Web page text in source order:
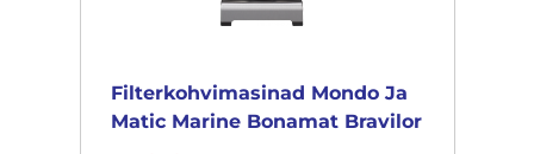
Filterkohvimasinad Mondo Ja
Matic Marine Bonamat Bravilor